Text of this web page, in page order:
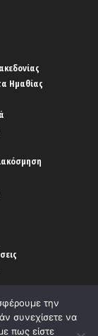
Ημαθίας
την
συνεχίσετε να
πως είστε